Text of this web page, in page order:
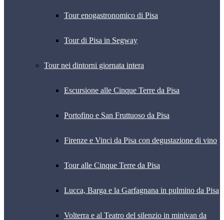
Tour enogastronomico di Pisa
Tour di Pisa in Segway
Tour nei dintorni giornata intera
Escursione alle Cinque Terre da Pisa
Portofino e San Fruttuoso da Pisa
Firenze e Vinci da Pisa con degustazione di vino
Tour alle Cinque Terre da Pisa
Lucca, Barga e la Garfagnana in pulmino da Pisa
Volterra e al Teatro del silenzio in minivan da